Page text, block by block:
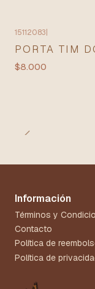
15112083
PORTA TIM
$8.000
Información
Términos y
Contacto
Política de
Política de